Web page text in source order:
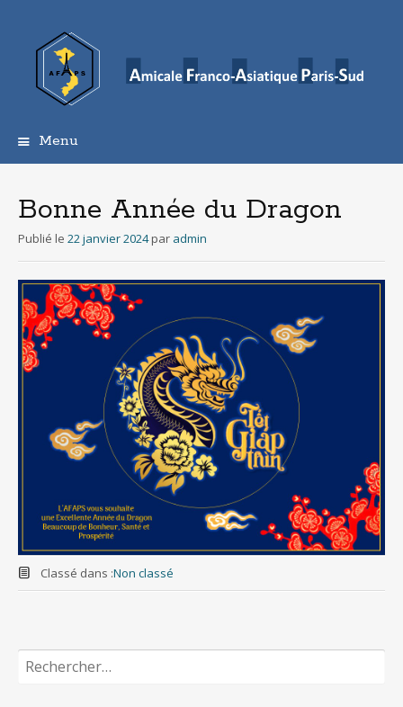
Menu
principal
Bonne Année du Dragon
Publié le 22 janvier 2024 par admin
Classé dans :Non classé
Rechercher :